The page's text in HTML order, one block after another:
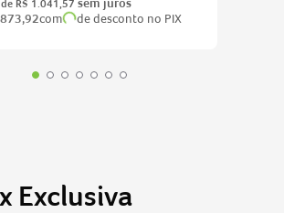
R$ 1 .041 ,57
.873,92com de desconto no PIX
Exclusiva